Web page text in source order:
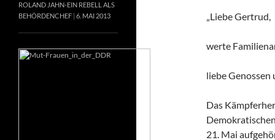
„Liebe Gertrud,
werte
liebe Genossen
Das
21. Mai
ROLAND JAHN-EIN REBELL ALS
BEHÖRDENCHEF 6. MAI 2013